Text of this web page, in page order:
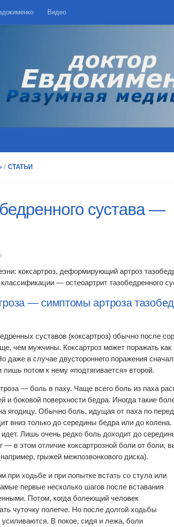
Видео
/ СТАТЬИ
сустава —
коксартроз, деформирующий артроз
— остеоартрит тазобедренного
— симптомы артроза
суставов (коксартроз) обычно после
чем мужчины. Коксартроз может поражать как
даже в случае двустороннего поражения
лишь потом к нему «подтягивается» второй.
— боль в паху. Чаще всего боль из паха
и боковой поверхности бедра. Иногда такие
ягодицу. Обычно боль, идущая от паха по
вниз только до середины бедра или до
идет. Лишь очень редко боль доходит до
— в этом отличие коксартрозной боли от боли,
грыжей межпозвонкового диска).
при ходьбе и при попытке встать со стула или
первые несколько шагов после вставания
Потом, когда болеющий человек
чуточку полегче. Но после долгой ходьбы
В покое, сидя и лежа, боли